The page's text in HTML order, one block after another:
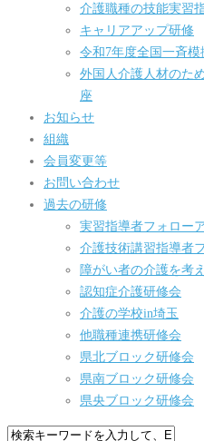
介護職種の技能実習
キャリアアップ研修
令和7年度全国一斉模
外国人介護人材のた
座
お知らせ
組織
会員変更等
お問い合わせ
過去の研修
実習指導者フォロー
介護技術講習指導者
障がい者の介護を考
認知症介護研修会
介護の学校in埼玉
他職種連携研修会
県北ブロック研修会
県南ブロック研修会
県央ブロック研修会